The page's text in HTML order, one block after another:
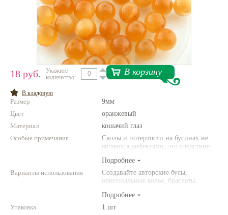
По темам и сезонам
Бисер TOHO
Нетемнеющая фурнитура
Всё для вышивки
Натуральные камни
Новинки!
О магазине
18 руб.
Укажите
количество:
В корзину
В кладовую
Размер
9мм
Цвет
оранжевый
Материал
кошачий глаз
Особые примечания
Сколы и потертости на бусинах не
являются дефектами, это следствие
природного камня. Цвет и размер
товара может отличаться от
представленных на фото.
Подробнее
Варианты использования
Создавайте авторские бусы,
оригинальные колье, браслеты,
Комбинируйте различные цвета и
размеры. Фантазируйте!
Подробнее
Упаковка
1 шт